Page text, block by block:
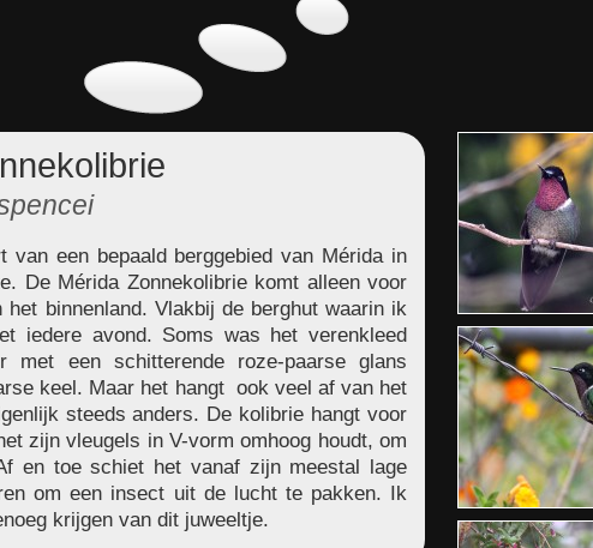
van een bepaald berggebied van Mérida in
De Mérida Zonnekolibrie komt alleen voor
het binnenland. Vlakbij de berghut waarin ik
iedere avond. Soms was het verenkleed
met een schitterende roze-paarse glans
keel. Maar het hangt ook veel af van het
steeds anders. De kolibrie hangt voor
zijn vleugels in V-vorm omhoog houdt, om
en toe schiet het vanaf zijn meestal lage
om een insect uit de lucht te pakken. Ik
krijgen van dit juweeltje.